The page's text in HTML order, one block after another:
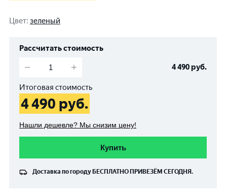
Цвет: зеленый
Рассчитать стоимость
4 490руб.
Итоговая стоимость
4 490 руб.
Нашли дешевле? Мы снизим цену!
Купить
Доставка по городу БЕСПЛАТНО ПРИВЕЗЁМ СЕГОДНЯ.